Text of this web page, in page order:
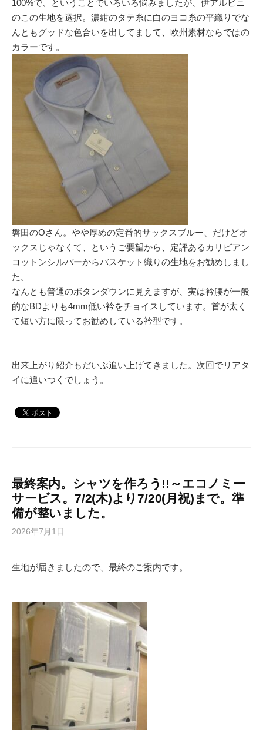
100%で、ということでいろいろ悩みましたが、伊アルビニ
のこの生地を選択。濃紺のタテ糸に白のヨコ糸の平織りでな
んともグッドな色合いを出してまして、欧州素材ならではの
カラーです。
磐田のOさん。やや厚めの定番的サックスブルー、だけどオ
ックスじゃなくて、というご要望から、定評あるカリビアン
コットンシルバーからバスケット織りの生地をお勧めしまし
た。
なんとも普通のボタンダウンに見えますが、実は衿腰が一般
的なBDよりも4mm低い衿をチョイスしています。首が太く
て短い方に限ってお勧めしている衿型です。
出来上がり紹介もだいぶ追い上げてきました。次回でリアタ
イに追いつくでしょう。
最終案内。シャツを作ろう!!～エコノミー
サービス。7/2(木)より7/20(月祝)まで。準
備が整いました。
2026年7月1日
生地が届きましたので、最終のご案内です。